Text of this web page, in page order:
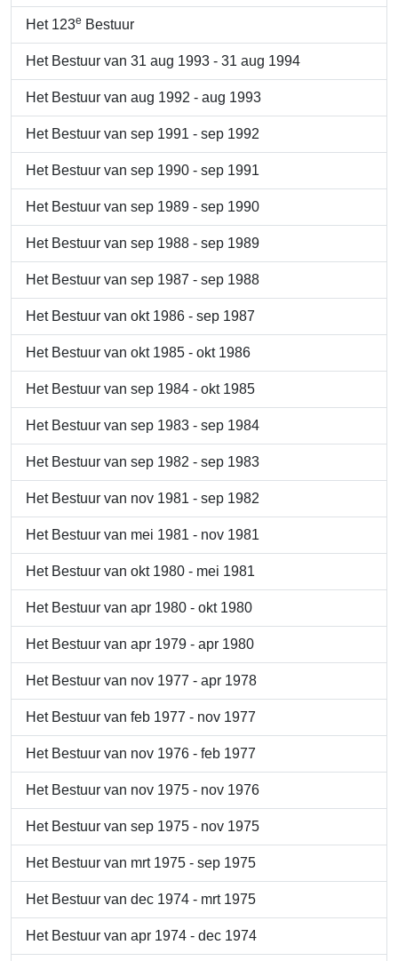
Het 123e Bestuur
Het Bestuur van 31 aug 1993 - 31 aug 1994
Het Bestuur van aug 1992 - aug 1993
Het Bestuur van sep 1991 - sep 1992
Het Bestuur van sep 1990 - sep 1991
Het Bestuur van sep 1989 - sep 1990
Het Bestuur van sep 1988 - sep 1989
Het Bestuur van sep 1987 - sep 1988
Het Bestuur van okt 1986 - sep 1987
Het Bestuur van okt 1985 - okt 1986
Het Bestuur van sep 1984 - okt 1985
Het Bestuur van sep 1983 - sep 1984
Het Bestuur van sep 1982 - sep 1983
Het Bestuur van nov 1981 - sep 1982
Het Bestuur van mei 1981 - nov 1981
Het Bestuur van okt 1980 - mei 1981
Het Bestuur van apr 1980 - okt 1980
Het Bestuur van apr 1979 - apr 1980
Het Bestuur van nov 1977 - apr 1978
Het Bestuur van feb 1977 - nov 1977
Het Bestuur van nov 1976 - feb 1977
Het Bestuur van nov 1975 - nov 1976
Het Bestuur van sep 1975 - nov 1975
Het Bestuur van mrt 1975 - sep 1975
Het Bestuur van dec 1974 - mrt 1975
Het Bestuur van apr 1974 - dec 1974